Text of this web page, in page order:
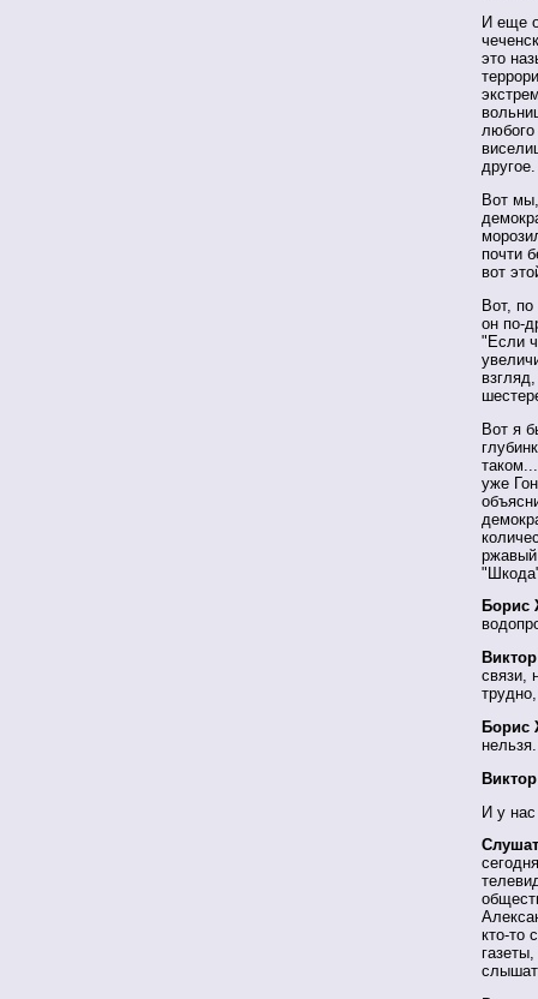
И еще
это
любого
другое.
Вот
почти
вот
Вот,
он по-
"Если
Вот я
уже
ржавый
Борис
связи,
Борис
нельзя.
И у
кто-то